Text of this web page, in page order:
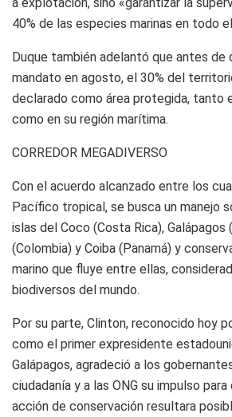
40% de las especies marinas en todo
Duque también adelantó que antes de
mandato en agosto, el 30% del
declarado como área protegida, tanto
como en su región marítima.
CORREDOR MEGADIVERSO
Con el acuerdo alcanzado entre los
Pacífico tropical, se busca un manejo
islas del Coco (Costa Rica), Galápagos
(Colombia) y Coiba (Panamá) y
marino que fluye entre ellas,
biodiversos del mundo.
Por su parte, Clinton, reconocido hoy
como el primer expresidente
Galápagos, agradeció a los
ciudadanía y a las ONG su impulso
acción de conservación resultara